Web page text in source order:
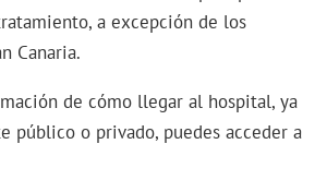
a excepción de los
Canaria.
de cómo llegar al hospital, ya
público o privado, puedes acceder a